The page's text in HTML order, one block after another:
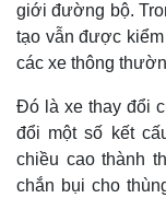
giới đường bộ.
tạo vẫn được
các xe thông
Đó là xe thay đổi
đổi một số kết
chiều cao thành
chắn bụi cho